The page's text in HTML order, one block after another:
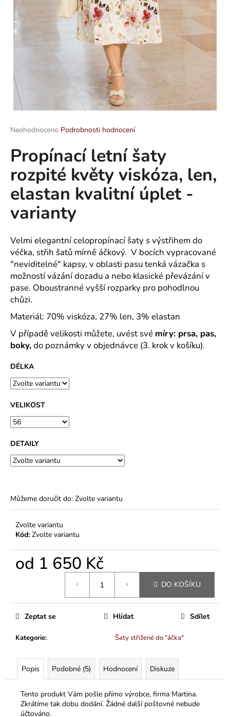
Průměrné
produktu
je
z
hvězdiček.
Neohodnoceno Podrobnosti hodnocení
Propínací letní šaty
rozpité květy viskóza, len,
elastan kvalitní úplet -
varianty
Velmi elegantní celopropínací šaty s výstřihem do
véčka, střih šatů mírně áčkový. V bocích vypracované
"neviditelné" kapsy, v oblasti pasu tenká vázačka s
možností vázání dozadu a nebo klasické převázání v
pase. Oboustranné vyšší rozparky pro pohodlnou
chůzi.
Materiál: 70% viskóza, 27% len, 3% elastan
V případě velikosti můžete, uvést své míry: prsa, pas,
boky,do poznámky v objednávce (3. krok v košíku).
DÉLKA
VELIKOST
DETAILY
Můžeme doručit do: Zvolte variantu
Zvolte variantu
Kód: Zvolte variantu
od 1 650 Kč
DO KOŠÍKU
Kategorie: Šaty střižené do "áčka"
Zeptat se Hlídat Sdílet
Popis Podobné (5) Hodnocení Diskuze
Tento produkt Vám pošle přímo výrobce, firma Martina.
Zkrátíme tak dobu dodání. Žádné další poštovné nebude
účtováno.
a
D
o
o
r
u
u
j
e
m
e
ROVNÝ
TEPLÁKOVÝ
KABÁT
-
VARIANTY
DÉLEK
1
200